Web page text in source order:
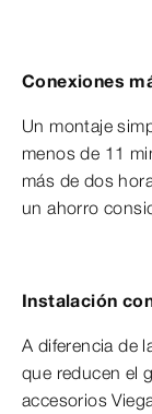
Conexiones
Un montaje
menos de 11
más de dos
un ahorro
Instalación
A diferencia de
que reducen el
accesorios